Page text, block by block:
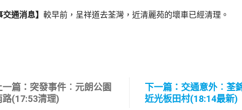
交通消息】 較早前，呈祥道去荃灣，近清麗苑的壞車已經清理。
一篇：突發事件︰元朗公園
路(17:53清理)
下一篇：交通意外︰荃
近光板田村(18:14最新)